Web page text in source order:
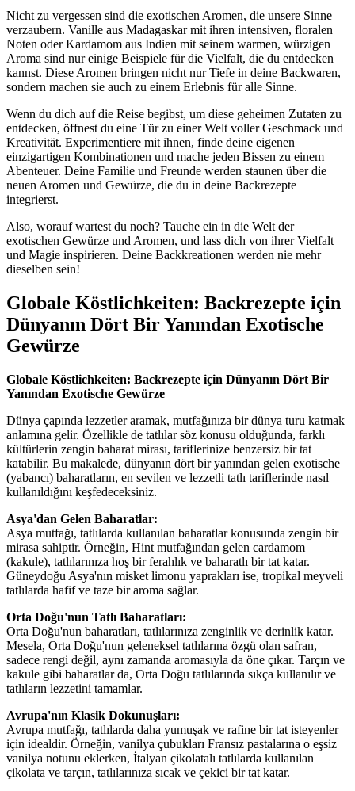
Nicht zu vergessen sind die exotischen Aromen, die unsere Sinne
verzaubern. Vanille aus Madagaskar mit ihren intensiven, floralen
Noten oder Kardamom aus Indien mit seinem warmen, würzigen
Aroma sind nur einige Beispiele für die Vielfalt, die du entdecken
kannst. Diese Aromen bringen nicht nur Tiefe in deine Backwaren,
sondern machen sie auch zu einem Erlebnis für alle Sinne.
Wenn du dich auf die Reise begibst, um diese geheimen Zutaten zu
entdecken, öffnest du eine Tür zu einer Welt voller Geschmack und
Kreativität. Experimentiere mit ihnen, finde deine eigenen
einzigartigen Kombinationen und mache jeden Bissen zu einem
Abenteuer. Deine Familie und Freunde werden staunen über die
neuen Aromen und Gewürze, die du in deine Backrezepte
integrierst.
Also, worauf wartest du noch? Tauche ein in die Welt der
exotischen Gewürze und Aromen, und lass dich von ihrer Vielfalt
und Magie inspirieren. Deine Backkreationen werden nie mehr
dieselben sein!
Globale Köstlichkeiten: Backrezepte için
Dünyanın Dört Bir Yanından Exotische
Gewürze
Globale Köstlichkeiten: Backrezepte için Dünyanın Dört Bir
Yanından Exotische Gewürze
Dünya çapında lezzetler aramak, mutfağınıza bir dünya turu katmak
anlamına gelir. Özellikle de tatlılar söz konusu olduğunda, farklı
kültürlerin zengin baharat mirası, tariflerinize benzersiz bir tat
katabilir. Bu makalede, dünyanın dört bir yanından gelen exotische
(yabancı) baharatların, en sevilen ve lezzetli tatlı tariflerinde nasıl
kullanıldığını keşfedeceksiniz.
Asya'dan Gelen Baharatlar:
Asya mutfağı, tatlılarda kullanılan baharatlar konusunda zengin bir
mirasa sahiptir. Örneğin, Hint mutfağından gelen cardamom
(kakule), tatlılarınıza hoş bir ferahlık ve baharatlı bir tat katar.
Güneydoğu Asya'nın misket limonu yaprakları ise, tropikal meyveli
tatlılarda hafif ve taze bir aroma sağlar.
Orta Doğu'nun Tatlı Baharatları:
Orta Doğu'nun baharatları, tatlılarınıza zenginlik ve derinlik katar.
Mesela, Orta Doğu'nun geleneksel tatlılarına özgü olan safran,
sadece rengi değil, aynı zamanda aromasıyla da öne çıkar. Tarçın ve
kakule gibi baharatlar da, Orta Doğu tatlılarında sıkça kullanılır ve
tatlıların lezzetini tamamlar.
Avrupa'nın Klasik Dokunuşları:
Avrupa mutfağı, tatlılarda daha yumuşak ve rafine bir tat isteyenler
için idealdir. Örneğin, vanilya çubukları Fransız pastalarına o eşsiz
vanilya notunu eklerken, İtalyan çikolatalı tatlılarda kullanılan
çikolata ve tarçın, tatlılarınıza sıcak ve çekici bir tat katar.